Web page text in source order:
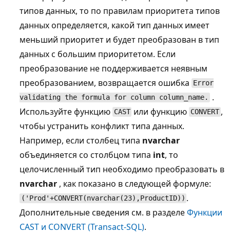
типов данных, то по правилам приоритета типов
данных определяется, какой тип данных имеет
меньший приоритет и будет преобразован в тип
данных с большим приоритетом. Если
преобразование не поддерживается неявным
преобразованием, возвращается ошибка Error
validating the formula for column column_name.
.
Используйте функцию CAST или функцию CONVERT ,
чтобы устранить конфликт типа данных.
Например, если столбец типа nvarchar
объединяется со столбцом типа int, то
целочисленный тип необходимо преобразовать в
nvarchar , как показано в следующей формуле:
('Prod'+CONVERT(nvarchar(23),ProductID)) .
Дополнительные сведения см. в разделеФункции
CAST и CONVERT (Transact-SQL).